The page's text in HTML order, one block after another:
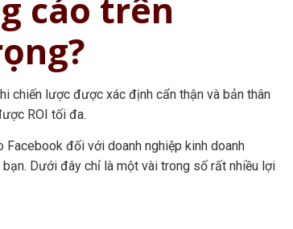
cáo trên
chiến lược được xác định cẩn thận và bản thân
ROI tối đa.
đối với doanh nghiệp kinh doanh
Dưới đây chỉ là một vài trong số rất nhiều lợi